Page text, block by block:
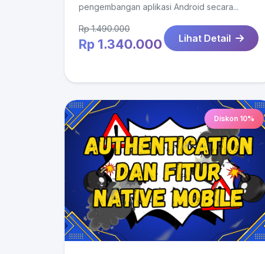
pengembangan aplikasi Android secara...
Rp 1.490.000
Rp 1.340.000 Lihat Detail
Diskon 10%